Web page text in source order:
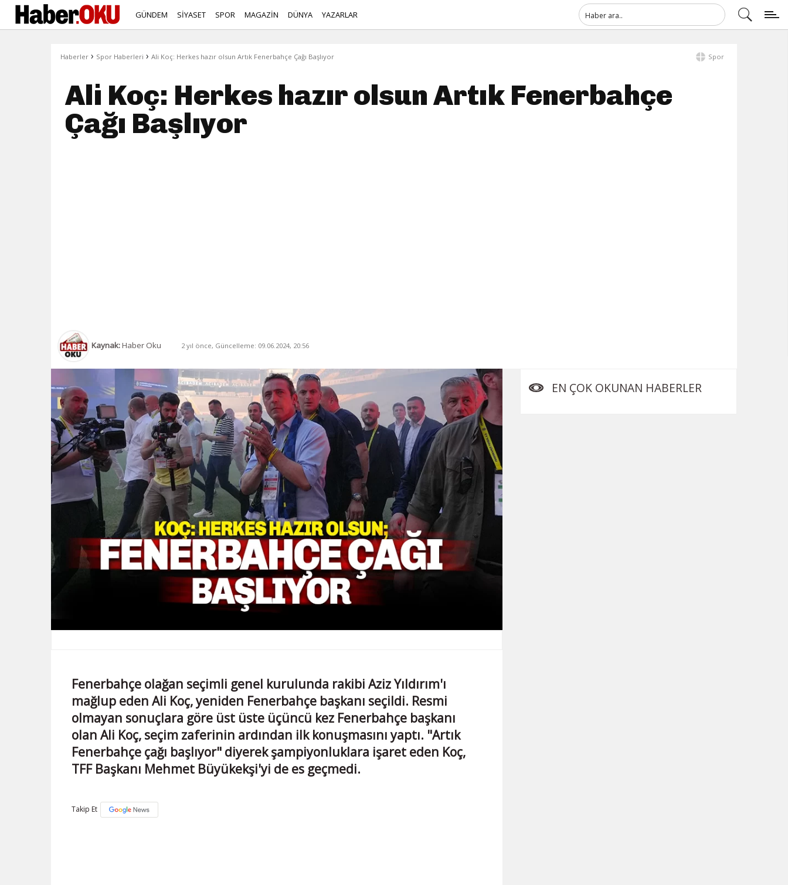
GÜNDEM SİYASET SPOR MAGAZİN DÜNYA YAZARLAR
Haberler › Spor Haberleri › Ali Koç: Herkes hazır olsun Artık Fenerbahçe Çağı Başlıyor Spor
Ali Koç: Herkes hazır olsun Artık Fenerbahçe
Çağı Başlıyor
Kaynak:Haber Oku 2 yıl önce, Güncelleme: 09.06.2024, 20:56
Fenerbahçe olağan seçimli genel kurulunda rakibi Aziz Yıldırım'ı
mağlup eden Ali Koç, yeniden Fenerbahçe başkanı seçildi. Resmi
olmayan sonuçlara göre üst üste üçüncü kez Fenerbahçe başkanı
olan Ali Koç, seçim zaferinin ardından ilk konuşmasını yaptı. "Artık
Fenerbahçe çağı başlıyor" diyerek şampiyonluklara işaret eden Koç,
TFF Başkanı Mehmet Büyükekşi'yi de es geçmedi.
Takip Et
EN ÇOK OKUNAN HABERLER